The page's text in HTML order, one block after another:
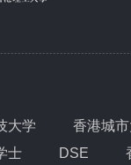
大学
香港城
士 DSE